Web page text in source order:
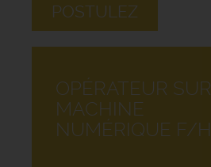
POSTULEZ
OPÉRATEUR SUR
MACHINE
NUMÉRIQUE F/H